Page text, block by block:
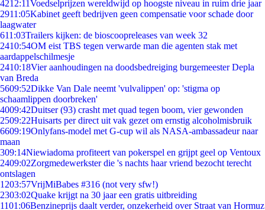
4212:11Voedselprijzen wereldwijd op hoogste niveau in ruim drie jaar
2911:05Kabinet geeft bedrijven geen compensatie voor schade door
laagwater
611:03Trailers kijken: de bioscoopreleases van week 32
2410:54OM eist TBS tegen verwarde man die agenten stak met
aardappelschilmesje
2410:18Vier aanhoudingen na doodsbedreiging burgemeester Depla
van Breda
5609:52Dikke Van Dale neemt 'vulvalippen' op: 'stigma op
schaamlippen doorbreken'
4009:42Duitser (93) crasht met quad tegen boom, vier gewonden
2509:22Huisarts per direct uit vak gezet om ernstig alcoholmisbruik
6609:19Onlyfans-model met G-cup wil als NASA-ambassadeur naar
maan
309:14Niewiadoma profiteert van pokerspel en grijpt geel op Ventoux
2409:02Zorgmedewerkster die 's nachts haar vriend bezocht terecht
ontslagen
1203:57VrijMiBabes #316 (not very sfw!)
2303:02Quake krijgt na 30 jaar een gratis uitbreiding
1101:06Benzineprijs daalt verder, onzekerheid over Straat van Hormuz